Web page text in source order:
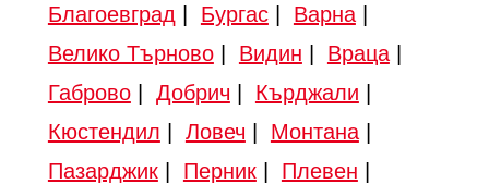
Благоевград Бургас| Варна|
Велико Търново| Видин Враца|
Габрово| Добрич Кърджали
Кюстендил
Ловеч Монтана|
Пазарджик| Перник| Плевен